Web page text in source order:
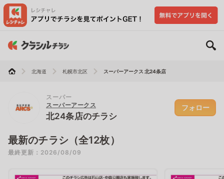
北海道 札幌市北区 スーパーアークス 北24条店
スーパー
スーパーアークス
北24条店のチラシ
フォロー
最新のチラシ（全12枚）
最終更新：2026/08/09